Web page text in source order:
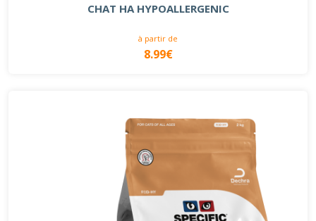
CHAT HA HYPOALLERGENIC
à partir de
8.99€